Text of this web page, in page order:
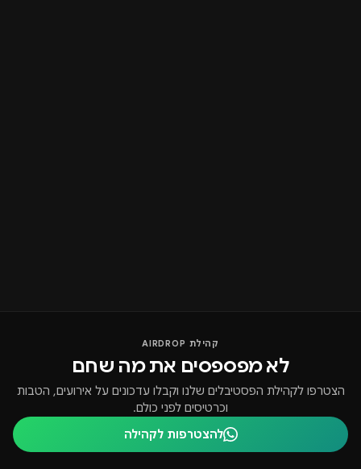
קהילת AIRDROP
לא מפספסים את מה שחם
הצטרפו לקהילת הפסטיבלים שלנו וקבלו עדכונים על אירועים, הטבות
וכרטיסים לפני כולם.
להצטרפות לקהילה